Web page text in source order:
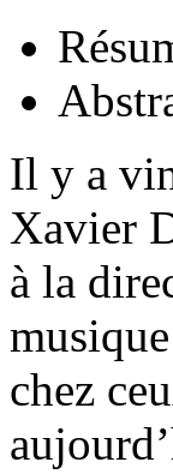
Il y a
Xavier
à la
chez